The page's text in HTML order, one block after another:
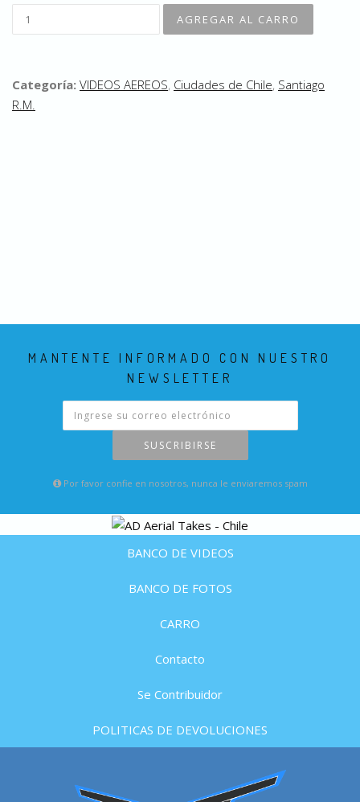
Categoría: VIDEOS AEREOS, Ciudades de Chile, Santiago
R.M.
MANTENTE INFORMADO CON NUESTRO
NEWSLETTER
SUSCRIBIRSE
Por favor confie en nosotros, nunca le enviaremos spam
BANCO DE VIDEOS
BANCO DE FOTOS
CARRO
Contacto
Se Contribuidor
POLITICAS DE DEVOLUCIONES